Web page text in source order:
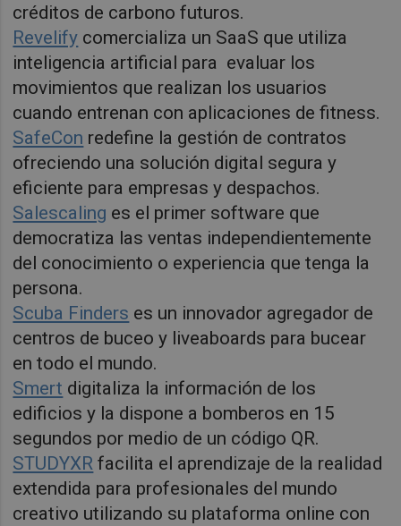
créditos de carbono futuros.
Revelify comercializa un SaaS que utiliza
inteligencia artificial para evaluar los
movimientos que realizan los usuarios
cuando entrenan con aplicaciones de fitness.
SafeCon redefine la gestión de contratos
ofreciendo una solución digital segura y
eficiente para empresas y despachos.
Salescaling es el primer software que
democratiza las ventas independientemente
del conocimiento o experiencia que tenga la
persona.
Scuba Finders es un innovador agregador de
centros de buceo y liveaboards para bucear
en todo el mundo.
Smert digitaliza la información de los
edificios y la dispone a bomberos en 15
segundos por medio de un código QR.
STUDYXR facilita el aprendizaje de la realidad
extendida para profesionales del mundo
creativo utilizando su plataforma online con